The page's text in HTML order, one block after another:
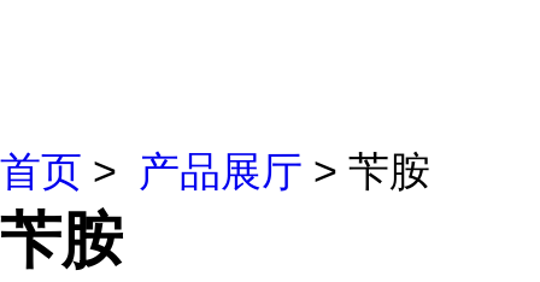
首页 > 产品展厅 > 苄胺
苄胺